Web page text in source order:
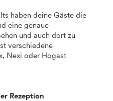
haben deine Gäste die
eine genaue
und auch dort zu
verschiedene
Nexi oder Hogast
Rezeption